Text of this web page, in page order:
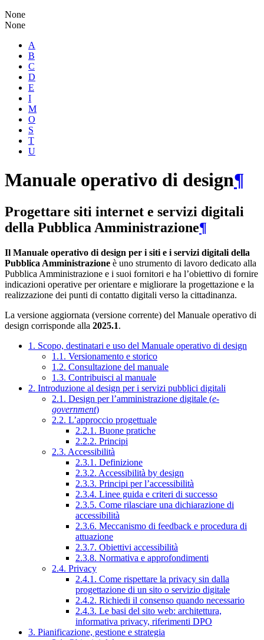
None
None
A
B
C
D
E
I
M
O
S
T
U
Manuale operativo di design¶
Progettare siti internet e servizi digitali
della Pubblica Amministrazione¶
Il Manuale operativo di design per i siti e i servizi digitali della
Pubblica Amministrazione è uno strumento di lavoro dedicato alla
Pubblica Amministrazione e i suoi fornitori e ha l’obiettivo di fornire
indicazioni operative per orientare e migliorare la progettazione e la
realizzazione dei punti di contatto digitali verso la cittadinanza.
La versione aggiornata (versione corrente) del Manuale operativo di
design corrisponde alla 2025.1.
1. Scopo, destinatari e uso del Manuale operativo di design
1.1. Versionamento e storico
1.2. Consultazione del manuale
1.3. Contribuisci al manuale
2. Introduzione al design per i servizi pubblici digitali
2.1. Design per l’amministrazione digitale (e-
government)
2.2. L’approccio progettuale
2.2.1. Buone pratiche
2.2.2. Principi
2.3. Accessibilità
2.3.1. Definizione
2.3.2. Accessibilità by design
2.3.3. Principi per l’accessibilità
2.3.4. Linee guida e criteri di successo
2.3.5. Come rilasciare una dichiarazione di
accessibilità
2.3.6. Meccanismo di feedback e procedura di
attuazione
2.3.7. Obiettivi accessibilità
2.3.8. Normativa e approfondimenti
2.4. Privacy
2.4.1. Come rispettare la privacy sin dalla
progettazione di un sito o servizio digitale
2.4.2. Richiedi il consenso quando necessario
2.4.3. Le basi del sito web: architettura,
informativa privacy, riferimenti DPO
3. Pianificazione, gestione e strategia